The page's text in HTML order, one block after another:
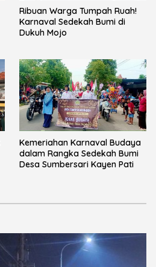
Ribuan Warga Tumpah Ruah!
Karnaval Sedekah Bumi di
Dukuh Mojo
Kemeriahan Karnaval Budaya
dalam Rangka Sedekah Bumi
Desa Sumbersari Kayen Pati